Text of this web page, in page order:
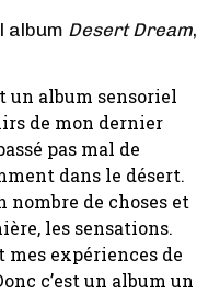
album Desert Dream,
un album sensoriel
de mon dernier
pas mal de
dans le désert.
nombre de choses et
les sensations.
mes expériences de
c’est un album un